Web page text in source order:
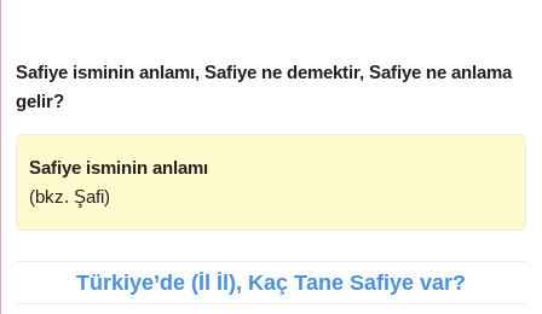
Safiye isminin anlamı, Safiye ne demektir, Safiye ne anlama
gelir?
Safiye isminin anlamı
(bkz. Şafi)
Türkiye’de (İl İl), Kaç Tane Safiye var?